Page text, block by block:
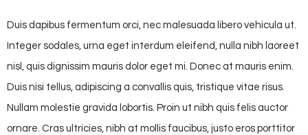
Duis dapibus fermentum orci, nec malesuada libero vehicula ut.
Integer sodales, urna eget interdum eleifend, nulla nibh laoreet
nisl, quis dignissim mauris dolor eget mi. Donec at mauris enim.
Duis nisi tellus, adipiscing a convallis quis, tristique vitae risus.
Nullam molestie gravida lobortis. Proin ut nibh quis felis auctor
ornare. Cras ultricies, nibh at mollis faucibus, justo eros porttitor